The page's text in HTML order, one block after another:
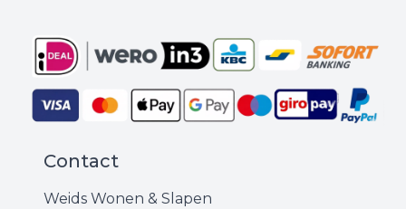
Contact
Weids Wonen & Slapen